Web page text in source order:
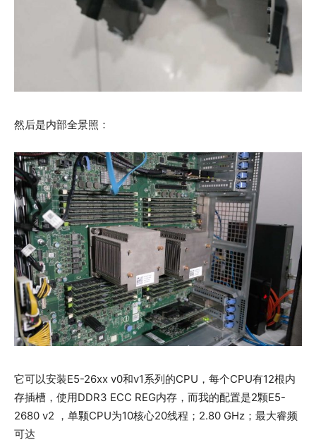
然后是内部全景照：
它可以安装E5-26xx v0和v1系列的CPU，每个CPU有12根内
存插槽，使用DDR3 ECC REG内存，而我的配置是2颗E5-
2680 v2 ，单颗CPU为10核心20线程；2.80 GHz；最大睿频
可达